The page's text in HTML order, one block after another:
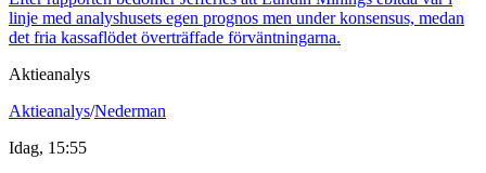
linje med analyshusets egen prognos men under konsensus, medan
det fria kassaflödet överträffade förväntningarna.
Aktieanalys
Aktieanalys/Nederman
Idag, 15:55